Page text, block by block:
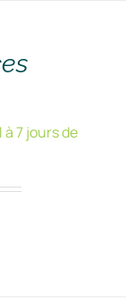
à 7 jours de